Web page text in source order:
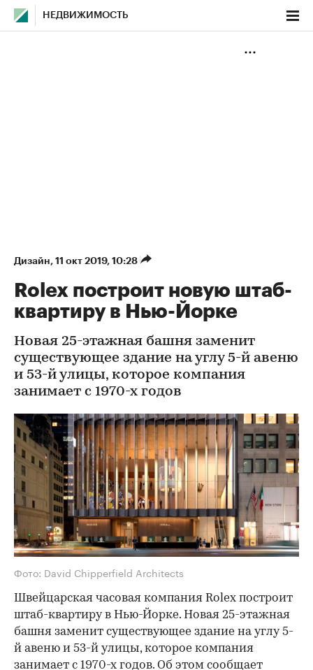
НЕДВИЖИМОСТЬ
Дизайн⁠, 11 окт 2019, 10:28
Rolex построит новую штаб-
квартиру в Нью-Йорке
Новая 25-этажная башня заменит
существующее здание на углу 5-й авеню
и 53-й улицы, которое компания
занимает с 1970-х годов
Фото: David Chipperfield Architects
Швейцарская часовая компания Rolex построит
штаб-квартиру в Нью-Йорке. Новая 25-этажная
башня заменит существующее здание на углу 5-
й авеню и 53-й улицы, которое компания
занимает с 1970-х годов. Об этом сообщает